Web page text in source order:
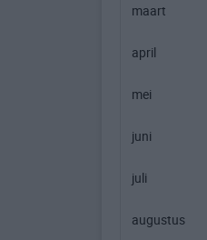
maart
april
mei
juni
juli
augustus